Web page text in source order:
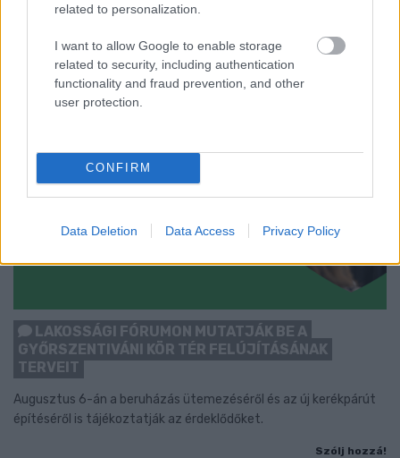
related to personalization.
I want to allow Google to enable storage
related to security, including authentication
functionality and fraud prevention, and other
user protection.
CONFIRM
Data Deletion Data Access Privacy Policy
LAKOSSÁGI FÓRUMON MUTATJÁK BE A
GYŐRSZENTIVÁNI KÖR TÉR FELÚJÍTÁSÁNAK
TERVEIT
Augusztus 6-án a beruházás ütemezéséről és az új kerékpárút
építéséről is tájékoztatják az érdeklődőket.
Szólj hozzá!